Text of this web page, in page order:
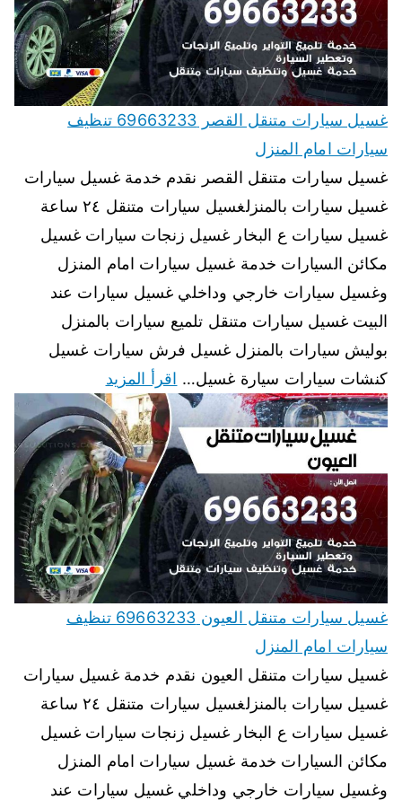
غسيل سيارات متنقل القصر 69663233 تنظيف
سيارات امام المنزل
غسيل سيارات متنقل القصر نقدم خدمة غسيل سيارات
غسيل سيارات بالمنزلغسيل سيارات متنقل ٢٤ ساعة
غسيل سيارات ع البخار غسيل زنجات سيارات غسيل
مكائن السيارات خدمة غسيل سيارات امام المنزل
وغسيل سيارات خارجي وداخلي غسيل سيارات عند
البيت غسيل سيارات متنقل تلميع سيارات بالمنزل
بوليش سيارات بالمنزل غسيل فرش سيارات غسيل
كنشات سيارات سيارة غسيل… اقرأ المزيد
غسيل سيارات متنقل العيون 69663233 تنظيف
سيارات امام المنزل
غسيل سيارات متنقل العيون نقدم خدمة غسيل سيارات
غسيل سيارات بالمنزلغسيل سيارات متنقل ٢٤ ساعة
غسيل سيارات ع البخار غسيل زنجات سيارات غسيل
مكائن السيارات خدمة غسيل سيارات امام المنزل
وغسيل سيارات خارجي وداخلي غسيل سيارات عند